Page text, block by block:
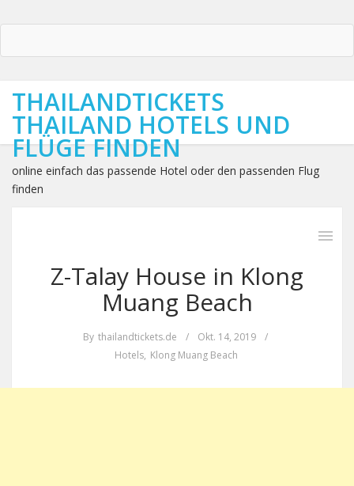
THAILANDTICKETS
THAILAND HOTELS UND
FLÜGE FINDEN
online einfach das passende Hotel oder den passenden Flug
finden
Z-Talay House in Klong
Muang Beach
By thailandtickets.de / Okt. 14, 2019
/
Hotels, Klong Muang Beach